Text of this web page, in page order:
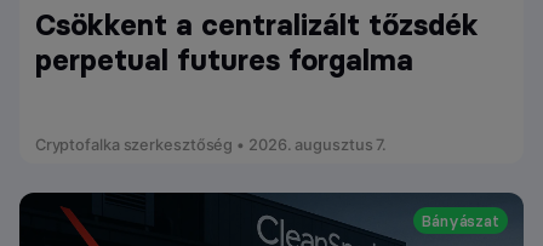
Csökkent a centralizált tőzsdék
perpetual futures forgalma
Cryptofalka szerkesztőség • 2026. augusztus 7.
Bányászat